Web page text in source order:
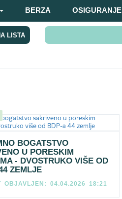
BERZA OSIGURANJE
LISTA
BOGATSTVO
U PORESKIM
- DVOSTRUKO VIŠE OD
ZEMLJE
OBJAVLJEN: 04.04.2026 18:21